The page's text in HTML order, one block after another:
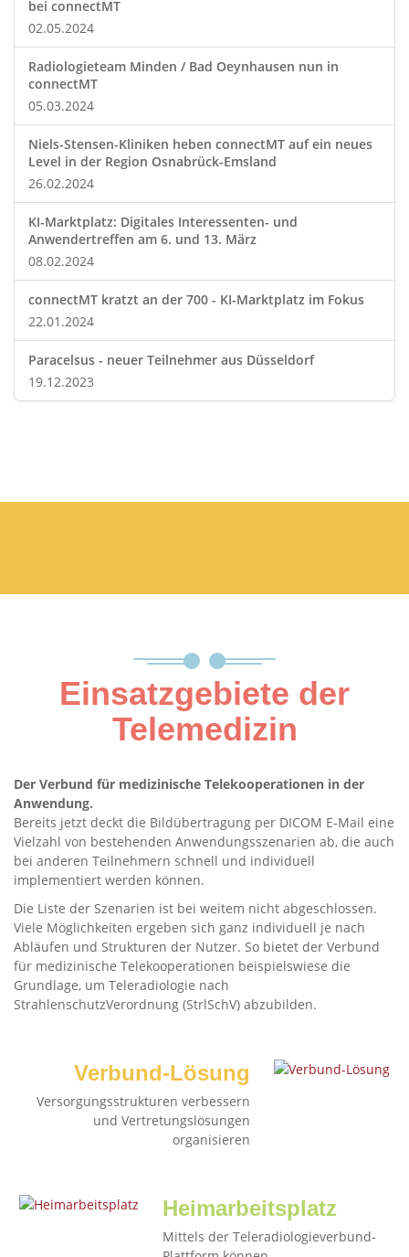
bei connectMT
02.05.2024
Radiologieteam Minden / Bad Oeynhausen nun in
connectMT
05.03.2024
Niels-Stensen-Kliniken heben connectMT auf ein neues
Level in der Region Osnabrück-Emsland
26.02.2024
KI-Marktplatz: Digitales Interessenten- und
Anwendertreffen am 6. und 13. März
08.02.2024
connectMT kratzt an der 700 - KI-Marktplatz im Fokus
22.01.2024
Paracelsus - neuer Teilnehmer aus Düsseldorf
19.12.2023
Einsatzgebiete der
Telemedizin
Der Verbund für medizinische Telekooperationen in der
Anwendung.
Bereits jetzt deckt die Bildübertragung per DICOM E-Mail eine
Vielzahl von bestehenden Anwendungsszenarien ab, die auch
bei anderen Teilnehmern schnell und individuell
implementiert werden können.
Die Liste der Szenarien ist bei weitem nicht abgeschlossen.
Viele Möglichkeiten ergeben sich ganz individuell je nach
Abläufen und Strukturen der Nutzer. So bietet der Verbund
für medizinische Telekooperationen beispielswiese die
Grundlage, um Teleradiologie nach
StrahlenschutzVerordnung (StrlSchV) abzubilden.
Verbund-Lösung
Versorgungsstrukturen verbessern
und Vertretungslösungen
organisieren
Heimarbeitsplatz
Mittels der Teleradiologieverbund-